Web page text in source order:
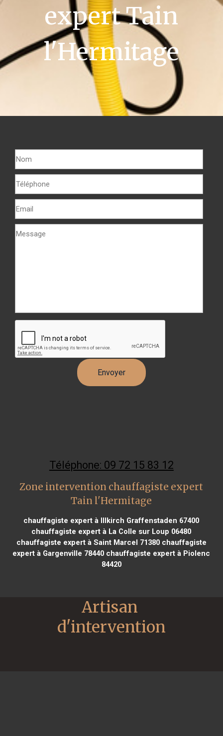
expert Tain
l'Hermitage
Téléphone: 09 72 15 83 12
Zone intervention chauffagiste expert
Tain l'Hermitage
chauffagiste expert à Illkirch Graffenstaden 67400
chauffagiste expert à La Colle sur Loup 06480
chauffagiste expert à Saint Marcel 71380chauffagiste
expert à Gargenville 78440 chauffagiste expert à Piolenc
84420
Artisan
d'intervention